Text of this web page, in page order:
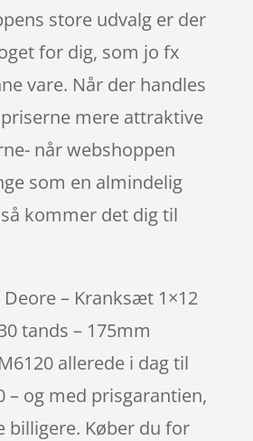
store udvalg er der
for dig, som jo fx
vare. Når der handles
mere attraktive
når webshoppen
som en almindelig
kommer det dig til
Deore – Kranksæt 1×12
tands – 175mm
allerede i dag til
– og med prisgarantien,
billigere. Køber du for